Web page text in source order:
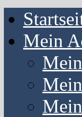
Mein